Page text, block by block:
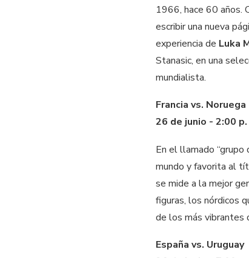
1966, hace 60 años.
escribir una nueva
experiencia de Luka
Stanasic, en una
mundialista.
Francia vs. Noruega
26 de junio - 2:00 p.
En el llamado
mundo y favorita al
se mide a la mejor
figuras, los nórdicos
de los más vibrantes
España vs. Uruguay